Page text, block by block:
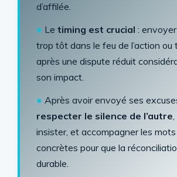
d’affilée.
● Le timing est crucial :
trop tôt dans le feu de l’action ou
après une dispute réduit
son impact.
● Après avoir envoyé ses
respecter le silence de l’autre
insister, et accompagner les mots
concrètes pour que la
durable.